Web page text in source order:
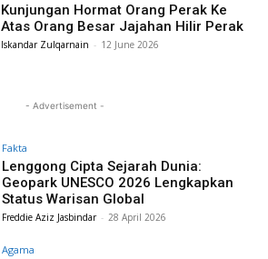
Kunjungan Hormat Orang Perak Ke
Atas Orang Besar Jajahan Hilir Perak
Iskandar Zulqarnain - 12 June 2026
- Advertisement -
Fakta
Lenggong Cipta Sejarah Dunia:
Geopark UNESCO 2026 Lengkapkan
Status Warisan Global
Freddie Aziz Jasbindar - 28 April 2026
Agama